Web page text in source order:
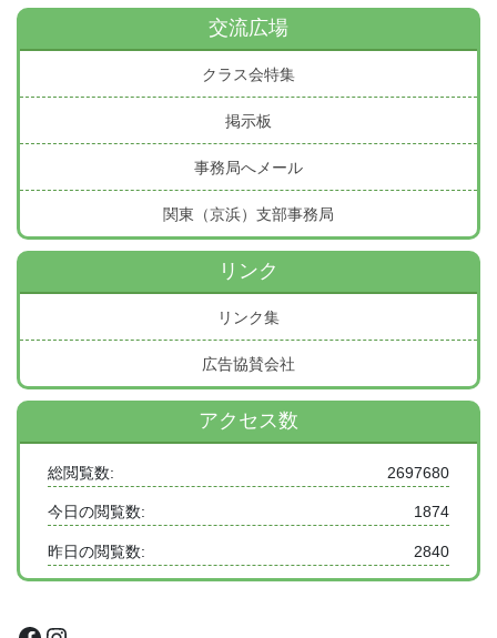
交流広場
クラス会特集
掲示板
事務局へメール
関東（京浜）支部事務局
リンク
リンク集
広告協賛会社
アクセス数
2697680
総閲覧数:
1874
今日の閲覧数:
2840
昨日の閲覧数: